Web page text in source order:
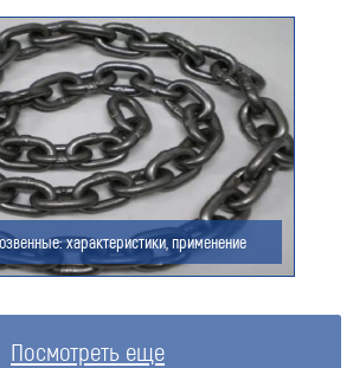
характеристики, применение
Посмотреть еще